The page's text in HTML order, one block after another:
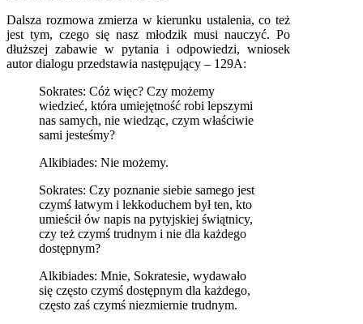
Dalsza rozmowa zmierza w kierunku ustalenia, co też
jest tym, czego się nasz młodzik musi nauczyć. Po
dłuższej zabawie w pytania i odpowiedzi, wniosek
autor dialogu przedstawia następujący – 129A:
Sokrates: Cóż więc? Czy możemy
wiedzieć, która umiejętność robi lepszymi
nas samych, nie wiedząc, czym właściwie
sami jesteśmy?
Alkibiades: Nie możemy.
Sokrates: Czy poznanie siebie samego jest
czymś łatwym i lekkoduchem był ten, kto
umieścił ów napis na pytyjskiej świątnicy,
czy też czymś trudnym i nie dla każdego
dostępnym?
Alkibiades: Mnie, Sokratesie, wydawało
się często czymś dostępnym dla każdego,
często zaś czymś niezmiernie trudnym.